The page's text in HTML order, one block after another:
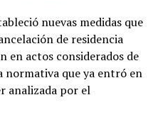
ante la justicia a los
continúa dando
nuevas medidas que
de residencia
en actos considerados de
que ya entró en
analizada por el